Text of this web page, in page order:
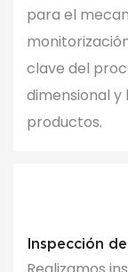
para el
clave del
dimensional
productos.
Inspección